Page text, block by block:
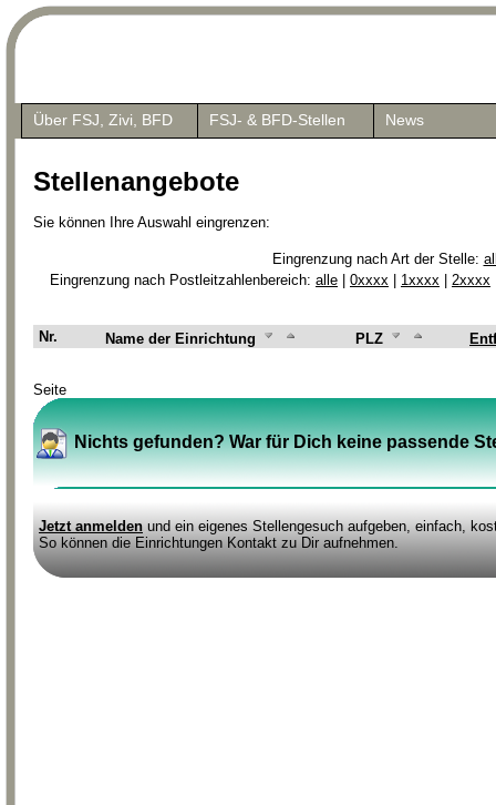
Über FSJ, Zivi, BFD FSJ- & BFD-Stellen News
Stellenangebote
Sie können Ihre Auswahl eingrenzen:
Eingrenzung nach Art der Stelle:
Eingrenzung nach Postleitzahlenbereich: alle 0xxxx 1xxxx 2xxxx
Nr. Name der Einrichtung PLZ
Seite
Nichts gefunden? War für Dich keine passende
Jetzt anmelden und ein eigenes Stellengesuch aufgeben, einfach,
So können die Einrichtungen Kontakt zu Dir aufnehmen.